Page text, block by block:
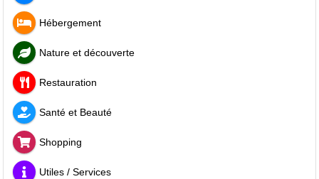
Hébergement
Nature et découverte
Restauration
Santé et Beauté
Shopping
Utiles / Services